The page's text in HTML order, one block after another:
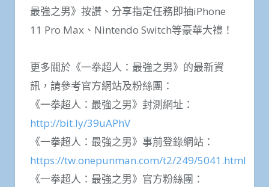
最強之男》按讚、分享指定任務即抽iPhone
11 Pro Max、Nintendo Switch等豪華大禮！
更多關於《一拳超人：最強之男》的最新資
訊，請參考官方網站及粉絲團：
《一拳超人：最強之男》封測網址：
http://bit.ly/39uAPhV
《一拳超人：最強之男》事前登錄網站：
https://tw.onepunman.com/t2/249/5041.html
《一拳超人：最強之男》官方粉絲團：